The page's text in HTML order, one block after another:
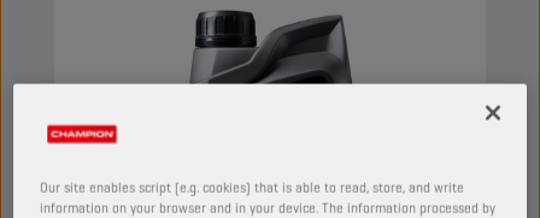
Our site enables script (e.g. cookies) that is able to read, store, and write
information on your browser and in your device. The information processed by